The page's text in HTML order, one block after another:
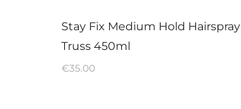
Stay Fix Medium Hold Hairspray
Truss 450ml
€35.00